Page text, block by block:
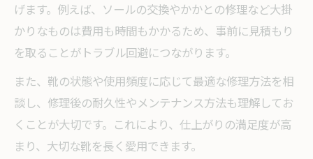
げます。例えば、ソールの交換やかかとの修理など大掛
かりなものは費用も時間もかかるため、事前に見積もり
を取ることがトラブル回避につながります。
また、靴の状態や使用頻度に応じて最適な修理方法を相
談し、修理後の耐久性やメンテナンス方法も理解してお
くことが大切です。これにより、仕上がりの満足度が高
まり、大切な靴を長く愛用できます。